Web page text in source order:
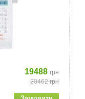
19488 грн
20462грн